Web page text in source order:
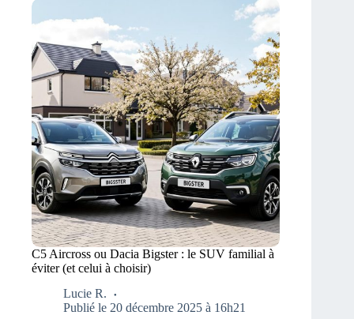
C5 Aircross ou Dacia Bigster : le SUV familial à
éviter (et celui à choisir)
Lucie R.
Publié le 20 décembre 2025 à 16h21